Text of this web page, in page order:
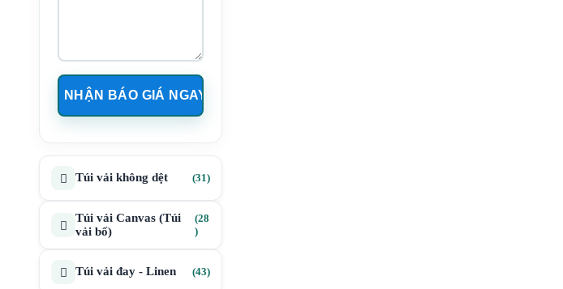
Túi vải không dệt 3131
phẩm
Túi vải Canvas (Túi
vải bố)
28
28
Túi vải đay - Linen 4343